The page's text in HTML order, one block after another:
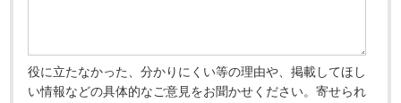
役に立たなかった、分かりにくい等の理由や、掲載してほし
い情報などの具体的なご意見をお聞かせください。寄せられ